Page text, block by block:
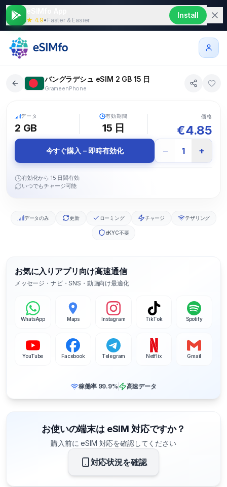
★ 4.9• Faster & Easier
Install
バングラデシュ eSIM 2 GB 15 日
GrameenPhone
データ
2 GB
有効期間
15 日
価格
€4.85
今すぐ購入 – 即時有効化 − 1 +
有効化から 15 日間有効
いつでもチャージ可能
データのみ 更新 ローミング チャージ テザリング
eKYC不要
お気に入りアプリ向け高速通信
メッセージ・ナビ・SNS・動画向け最適化
WhatsApp Maps Instagram TikTok Spotify
YouTube Facebook Telegram Netflix Gmail
稼働率 99.9% 高速データ
お使いの端末は eSIM 対応ですか？
購入前に eSIM 対応を確認してください
対応状況を確認